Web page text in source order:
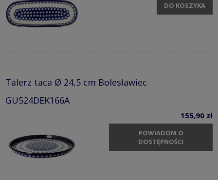
DO KOSZYKA
Talerz taca Ø 24,5 cm Bolesławiec
GU524DEK166A
155,90 zł
POWIADOM O
DOSTĘPNOŚCI